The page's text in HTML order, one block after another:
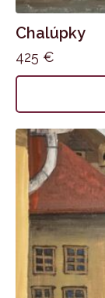
Chalúpky
425 €